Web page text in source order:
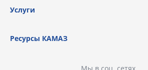
Услуги
Ресурсы КАМАЗ